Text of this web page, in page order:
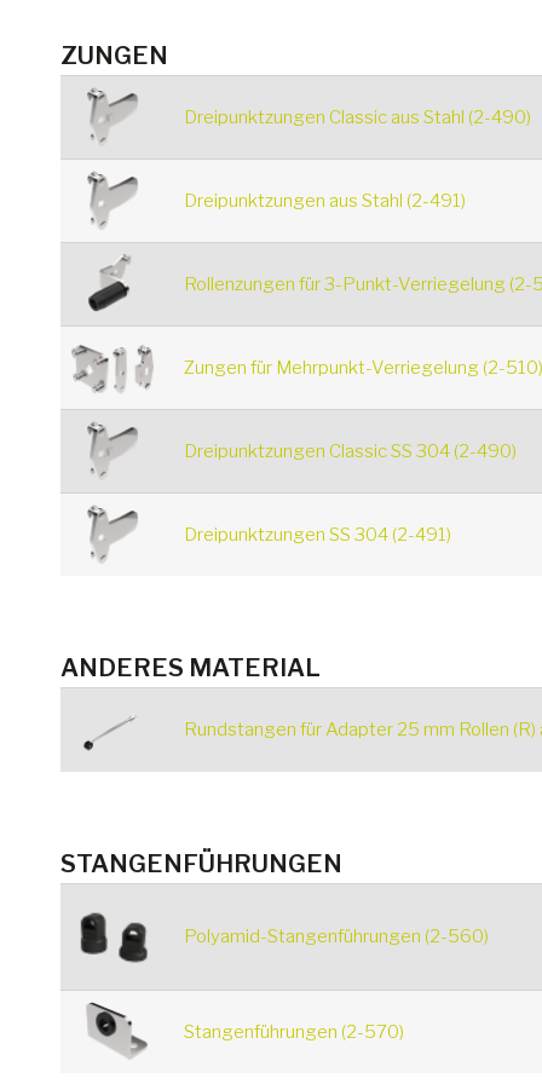
ZUNGEN
Dreipunktzungen Classic aus Stahl (2-490)
Dreipunktzungen aus Stahl (2-491)
Rollenzungen für 3-Punkt-Verriegelung (2-
Zungen für Mehrpunkt-Verriegelung (2-510)
Dreipunktzungen Classic SS 304 (2-490)
Dreipunktzungen SS 304 (2-491)
ANDERES MATERIAL
Rundstangen für Adapter 25 mm Rollen
STANGENFÜHRUNGEN
Polyamid-Stangenführungen (2-560)
Stangenführungen (2-570)